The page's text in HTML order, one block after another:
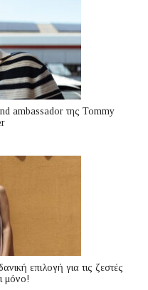
ambassador της Tommy
επιλογή για τις ζεστές
μόνο!